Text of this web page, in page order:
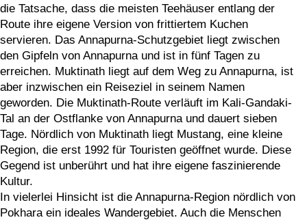
die Tatsache, dass die meisten Teehäuser entlang der
Route ihre eigene Version von frittiertem Kuchen
servieren. Das Annapurna-Schutzgebiet liegt zwischen
den Gipfeln von Annapurna und ist in fünf Tagen zu
erreichen. Muktinath liegt auf dem Weg zu Annapurna, ist
aber inzwischen ein Reiseziel in seinem Namen
geworden. Die Muktinath-Route verläuft im Kali-Gandaki-
Tal an der Ostflanke von Annapurna und dauert sieben
Tage. Nördlich von Muktinath liegt Mustang, eine kleine
Region, die erst 1992 für Touristen geöffnet wurde. Diese
Gegend ist unberührt und hat ihre eigene faszinierende
Kultur.
In vielerlei Hinsicht ist die Annapurna-Region nördlich von
Pokhara ein ideales Wandergebiet. Auch die Menschen